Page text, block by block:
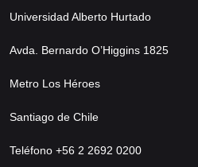
Universidad Alberto Hurtado
Avda. Bernardo O’Higgins 1825
Metro Los Héroes
Santiago de Chile
Teléfono +56 2 2692 0200